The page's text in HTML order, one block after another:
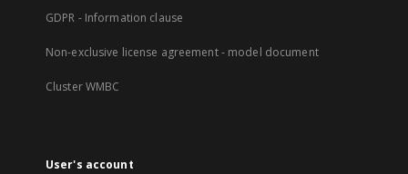
GDPR - Information clause
Non-exclusive license agreement - model document
Cluster WMBC
User's account